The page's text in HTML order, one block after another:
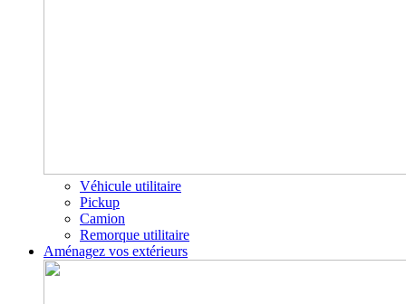
Véhicule utilitaire
Pickup
Camion
Remorque utilitaire
Aménagez vos extérieurs